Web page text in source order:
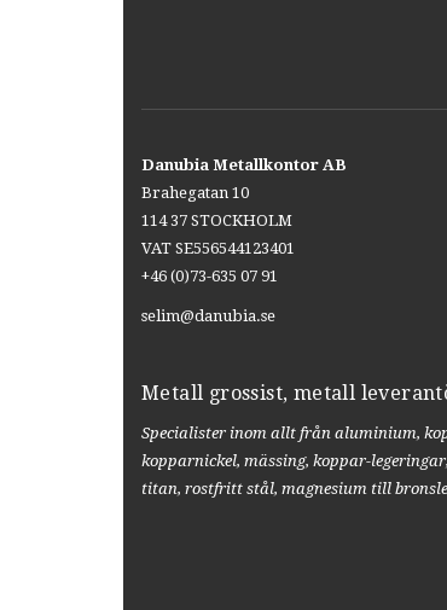
Danubia Metallkontor AB
Brahegatan 10
114 37 STOCKHOLM
VAT SE556544123401
+46 (0)73-635 07 91
selim@danubia.se
Metall grossist, metall
Specialister inom allt från aluminium,
kopparnickel, mässing, koppar-
titan, rostfritt stål, magnesium till